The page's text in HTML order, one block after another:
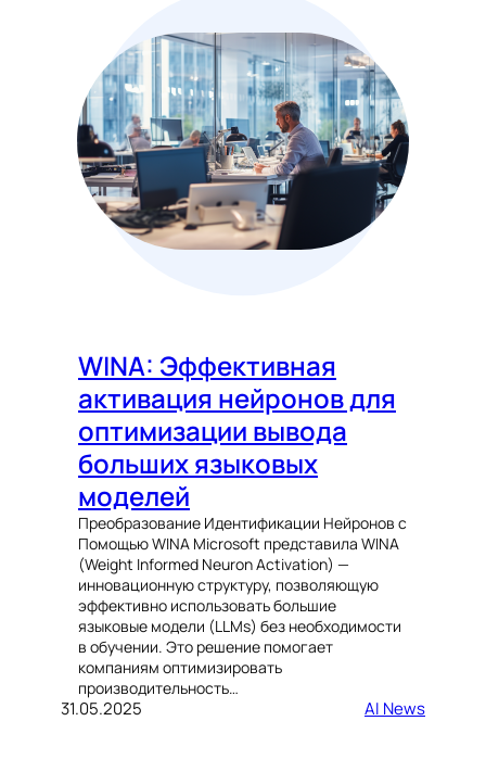
WINA: Эффективная
активация нейронов для
оптимизации вывода
больших языковых
моделей
Преобразование Идентификации Нейронов с
Помощью WINA Microsoft представила WINA
(Weight Informed Neuron Activation) —
инновационную структуру, позволяющую
эффективно использовать большие
языковые модели (LLMs) без необходимости
в обучении. Это решение помогает
компаниям оптимизировать
производительность…
31.05.2025 AI News